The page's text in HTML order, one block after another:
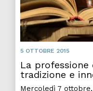
5 OTTOBRE 2015
La
tradizione e
Mercoledì 7